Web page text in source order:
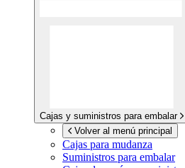
Cajas y suministros para embalar
Volver al menú principal
Cajas para mudanza
Suministros para embalar